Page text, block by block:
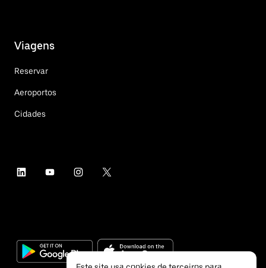
Viagens
Reservar
Aeroportos
Cidades